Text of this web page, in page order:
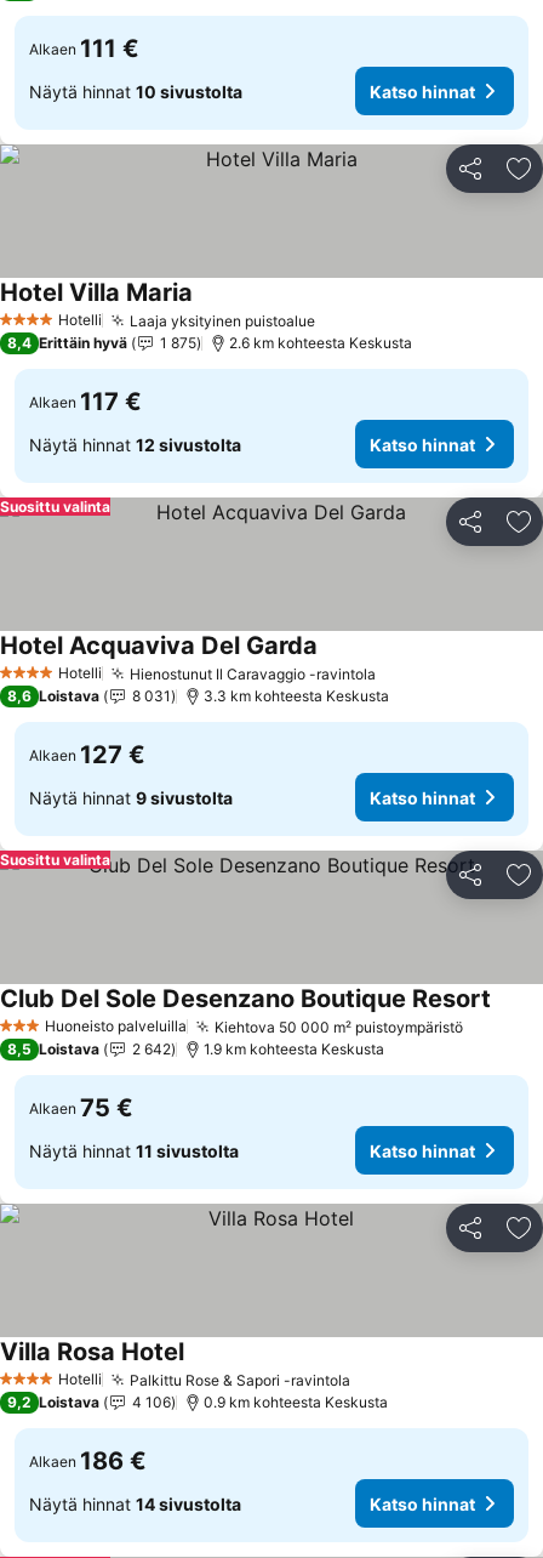
Alkaen 111 €
Näytä hinnat 10 sivustolta Katso hinnat
Jaa
4 Tähtiluokitus
Hotelli Laaja yksityinen puistoalueKatso hinnat
Hotel Villa Maria
8,4 Erittäin hyvä 1 875 2.6 km kohteesta Keskusta
Alkaen 117 €
Näytä hinnat 12 sivustolta Katso hinnat
Jaa
Suosittu valinta
4 Tähtiluokitus
Hotelli Hienostunut Il Caravaggio -ravintola
Hotel Acquaviva Del Garda
8,6 Loistava 8 031 3.3 km kohteesta Keskusta
Alkaen 127 €
Näytä hinnat 9 sivustolta Katso hinnat
Jaa
Suosittu valinta
3 Tähtiluokitus
Huoneisto palveluilla Kiehtova 50 000 m² puistoympäristöKatso
Club Del Sole Desenzano Boutique Resort
8,5 Loistava 2 642 1.9 km kohteesta Keskusta
Alkaen 75 €
Näytä hinnat 11 sivustolta Katso hinnat
Jaa
4 Tähtiluokitus
Hotelli Palkittu Rose & Sapori -ravintola
Villa Rosa HotelKatso hinnat
9,2 Loistava 4 106 0.9 km kohteesta Keskusta
Alkaen 186 €
Näytä hinnat 14 sivustolta Katso hinnat